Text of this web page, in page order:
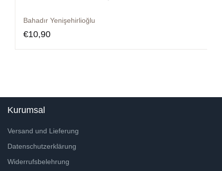
Bahadır Yenişehirlioğlu
€10,90
Kurumsal
Versand und Lieferung
Datenschutzerklärung
Widerrufsbelehrung